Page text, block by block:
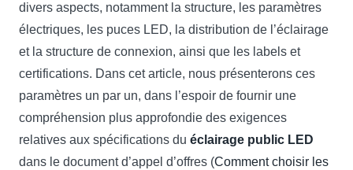
divers aspects, notamment la structure, les paramètres
électriques, les puces LED, la distribution de l’éclairage
et la structure de connexion, ainsi que les labels et
certifications. Dans cet article, nous présenterons ces
paramètres un par un, dans l’espoir de fournir une
compréhension plus approfondie des exigences
relatives aux spécifications du éclairage public LED
dans le document d’appel d’offres (Comment choisir les